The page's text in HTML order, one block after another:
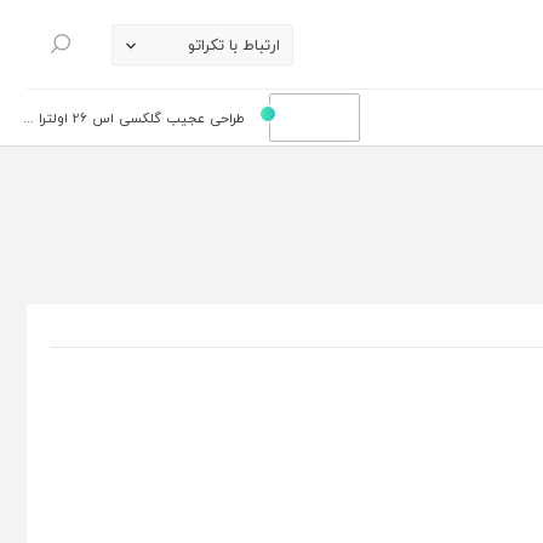
ارتباط با تکراتو
جستجو
طراحی عجیب گلکسی اس 26 اولترا ...